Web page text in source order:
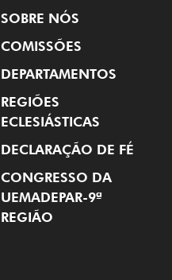
SOBRE NÓS
COMISSÕES
DEPARTAMENTOS
REGIÕES
ECLESIÁSTICAS
DECLARAÇÃO DE FÉ
CONGRESSO DA
UEMADEPAR-9ª
REGIÃO